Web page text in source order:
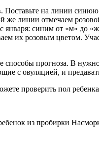
на линии
же линии отмечаем
синим от «м» до
их розовым цветом.
способы прогноза. В
с овуляцией, и
проверить пол ребенка
из пробирки